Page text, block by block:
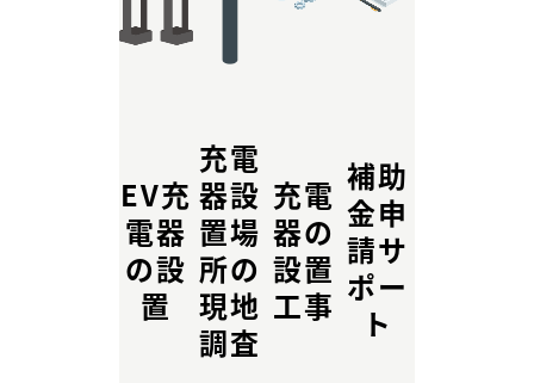
EV充
電器
の設
置
充電
器設
置場
所の
現地
調査
充電
器の
設置
工事
補助
金申
請サ
ポー
ト